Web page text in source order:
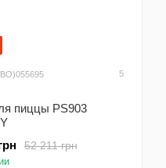
5
пиццы PS903
52 211 грн